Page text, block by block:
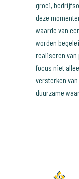
groei,
deze
waarde van
worden
realiseren van
focus niet
versterken
duurzame